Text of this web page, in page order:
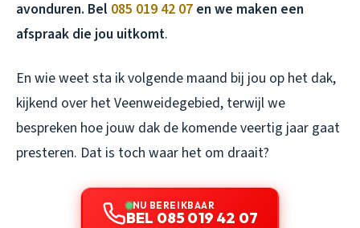
avonduren. Bel 085 019 42 07 en we maken een
afspraak die jou uitkomt.
En wie weet sta ik volgende maand bij jou op het dak,
kijkend over het Veenweidegebied, terwijl we
bespreken hoe jouw dak de komende veertig jaar gaat
presteren. Dat is toch waar het om draait?
NU BEREIKBAAR
BEL 085 019 42 07